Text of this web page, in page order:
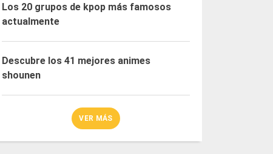
Los 20 grupos de kpop más famosos
actualmente
Descubre los 41 mejores animes
shounen
VER MÁS